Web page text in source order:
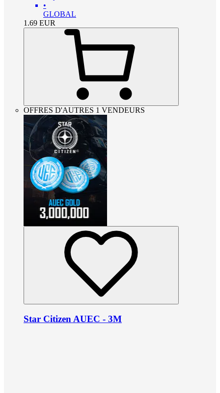
•
GLOBAL
1.69 EUR
OFFRES D'AUTRES 1 VENDEURS
Star Citizen AUEC - 3M